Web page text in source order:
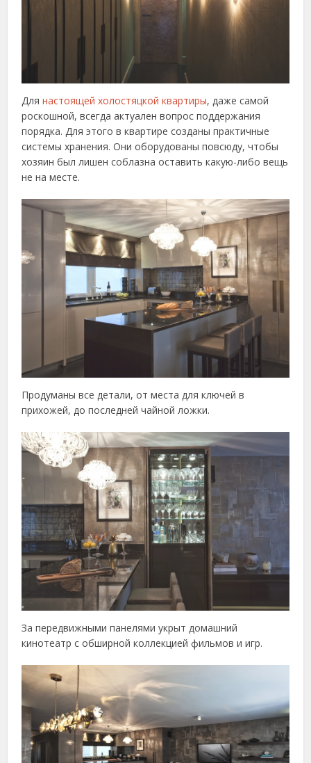
Длянастоящей холостяцкой квартиры, даже самой
роскошной, всегда актуален вопрос поддержания
порядка. Для этого в квартире созданы практичные
системы хранения. Они оборудованы повсюду, чтобы
хозяин был лишен соблазна оставить какую-либо вещь
не на месте.
Продуманы все детали, от места для ключей в
прихожей, до последней чайной ложки.
За передвижными панелями укрыт домашний
кинотеатр с обширной коллекцией фильмов и игр.